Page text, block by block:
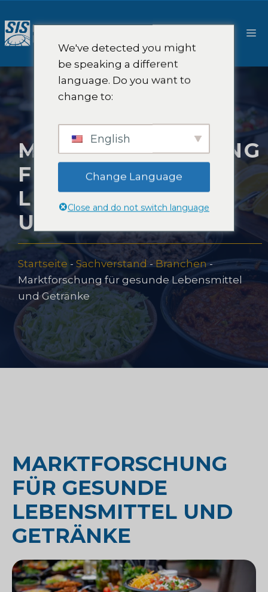
Inhalt
springen
MARKTFORSCHUNG
FÜR GESUNDE
LEBENSMITTEL
UND GETRÄNKE
Startseite - Sachverstand- Branchen-
Marktforschung für gesunde Lebensmittel
und Getränke
MARKTFORSCHUNG
FÜR GESUNDE
LEBENSMITTEL UND
GETRÄNKE
We've detected you might
be speaking a different
language. Do you want to
change to:
English
Change Language
Close and do not switch language